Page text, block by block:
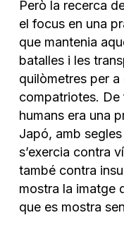
Però la recerca
el focus en una
que mantenia
batalles i les
quilòmetres per
compatriotes. De
humans era una
Japó, amb
s’exercia contra
també contra
mostra la imatge
que es mostra